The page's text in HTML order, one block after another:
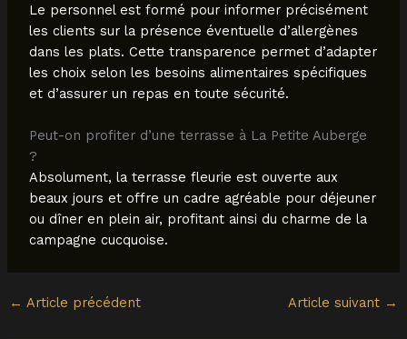
Le personnel est formé pour informer précisément
les clients sur la présence éventuelle d’allergènes
dans les plats. Cette transparence permet d’adapter
les choix selon les besoins alimentaires spécifiques
et d’assurer un repas en toute sécurité.
Peut-on profiter d’une terrasse à La Petite Auberge
?
Absolument, la terrasse fleurie est ouverte aux
beaux jours et offre un cadre agréable pour déjeuner
ou dîner en plein air, profitant ainsi du charme de la
campagne cucquoise.
← Article précédent Article suivant →